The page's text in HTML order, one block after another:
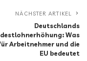
NÄCHSTER ARTIKEL
Deutschlands
Was
Arbeitnehmer und die
EU bedeutet